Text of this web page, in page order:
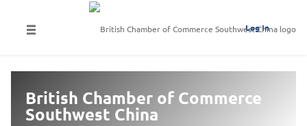
Log In
British Chamber of Commerce
Southwest China